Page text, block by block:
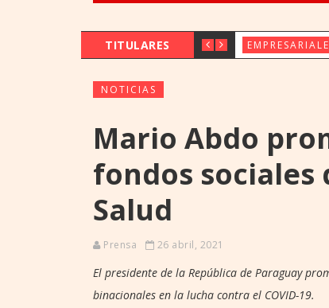
TITULARES
NOTICIAS
Mario Abdo
fondos sociales
Salud
Prensa 26 abril, 2021
El presidente de la República de Paraguay
binacionales en la lucha contra el COVID-19.